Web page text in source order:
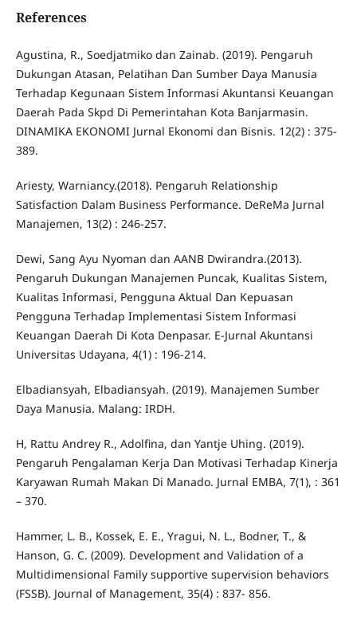
References
Agustina, R., Soedjatmiko dan Zainab. (2019). Pengaruh
Dukungan Atasan, Pelatihan Dan Sumber Daya Manusia
Terhadap Kegunaan Sistem Informasi Akuntansi Keuangan
Daerah Pada Skpd Di Pemerintahan Kota Banjarmasin.
DINAMIKA EKONOMI Jurnal Ekonomi dan Bisnis. 12(2) : 375-
389.
Ariesty, Warniancy.(2018). Pengaruh Relationship
Satisfaction Dalam Business Performance. DeReMa Jurnal
Manajemen, 13(2) : 246-257.
Dewi, Sang Ayu Nyoman dan AANB Dwirandra.(2013).
Pengaruh Dukungan Manajemen Puncak, Kualitas Sistem,
Kualitas Informasi, Pengguna Aktual Dan Kepuasan
Pengguna Terhadap Implementasi Sistem Informasi
Keuangan Daerah Di Kota Denpasar. E-Jurnal Akuntansi
Universitas Udayana, 4(1) : 196-214.
Elbadiansyah, Elbadiansyah. (2019). Manajemen Sumber
Daya Manusia. Malang: IRDH.
H, Rattu Andrey R., Adolfina, dan Yantje Uhing. (2019).
Pengaruh Pengalaman Kerja Dan Motivasi Terhadap Kinerja
Karyawan Rumah Makan Di Manado. Jurnal EMBA, 7(1), : 361
– 370.
Hammer, L. B., Kossek, E. E., Yragui, N. L., Bodner, T., &
Hanson, G. C. (2009). Development and Validation of a
Multidimensional Family supportive supervision behaviors
(FSSB). Journal of Management, 35(4) : 837- 856.